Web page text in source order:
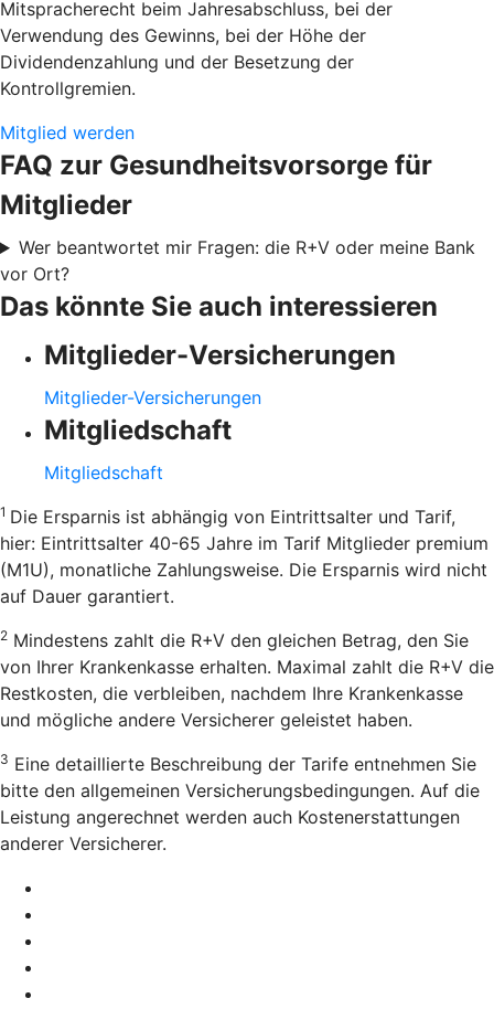
Mitspracherecht beim Jahresabschluss, bei der
Verwendung des Gewinns, bei der Höhe der
Dividendenzahlung und der Besetzung der
Kontrollgremien.
Mitglied werden
FAQ zur Gesundheitsvorsorge für
Mitglieder
Wer beantwortet mir Fragen: die R+V oder meine Bank
vor Ort?
Das könnte Sie auch interessieren
Mitglieder-Versicherungen
Mitglieder-Versicherungen
Mitgliedschaft
Mitgliedschaft
1 Die Ersparnis ist abhängig von Eintrittsalter und Tarif,
hier: Eintrittsalter 40-65 Jahre im Tarif Mitglieder premium
(M1U), monatliche Zahlungsweise. Die Ersparnis wird nicht
auf Dauer garantiert.
2 Mindestens zahlt die R+V den gleichen Betrag, den Sie
von Ihrer Krankenkasse erhalten. Maximal zahlt die R+V die
Restkosten, die verbleiben, nachdem Ihre Krankenkasse
und mögliche andere Versicherer geleistet haben.
3 Eine detaillierte Beschreibung der Tarife entnehmen Sie
bitte den allgemeinen Versicherungsbedingungen. Auf die
Leistung angerechnet werden auch Kostenerstattungen
anderer Versicherer.